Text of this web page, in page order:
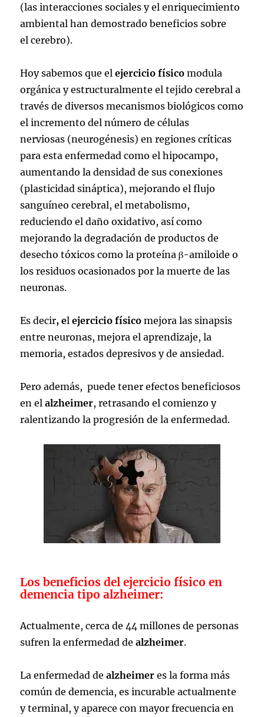
(las interacciones sociales y el enriquecimiento
ambiental han demostrado beneficios sobre
el cerebro).
Hoy sabemos que elejercicio físico modula
orgánica y estructuralmente el tejido cerebral a
través de diversos mecanismos biológicos como
el incremento del número de células
nerviosas (neurogénesis) en regiones críticas
para esta enfermedad como el hipocampo,
aumentando la densidad de sus conexiones
(plasticidad sináptica), mejorando el flujo
sanguíneo cerebral, el metabolismo,
reduciendo el daño oxidativo, así como
mejorando la degradación de productos de
desecho tóxicos como la proteína β-amiloide o
los residuos ocasionados por la muerte de las
neuronas.
Es decir, el ejercicio físico mejora las sinapsis
entre neuronas, mejora el aprendizaje, la
memoria, estados depresivos y de ansiedad.
Pero además, puede tener efectos beneficiosos
en elalzheimer, retrasandoel comienzo y
ralentizando la progresión de la enfermedad.
Los beneficios del ejercicio físico en
demencia tipo alzheimer:
Actualmente, cerca de 44 millones de personas
sufren la enfermedad dealzheimer.
La enfermedad dealzheimer es la forma más
común de demencia, es incurable actualmente
y terminal, y aparece con mayor frecuencia en